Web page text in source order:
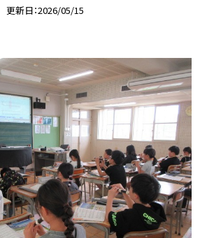
更新日 2026/05/15